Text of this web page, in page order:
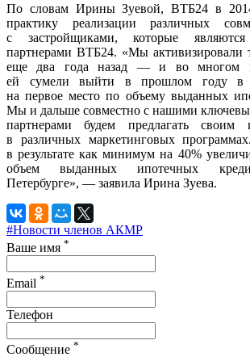
По словам Ирины Зуевой, ВТБ24 в
практику реализации различных
с застройщиками, которые являются
партнерами ВТБ24. «Мы активизировали
еще два года назад — и во многом
ей сумели выйти в прошлом году в
на первое место по объему выданных
Мы и дальше совместно с нашими
партнерами будем предлагать своим
в различных маркетинговых
в результате как минимум на 40%
объем выданных ипотечных
Петербурге», — заявила Ирина Зуева.
#Новости членов АКМР
Ваше имя *
Email *
Телефон
Сообщение *